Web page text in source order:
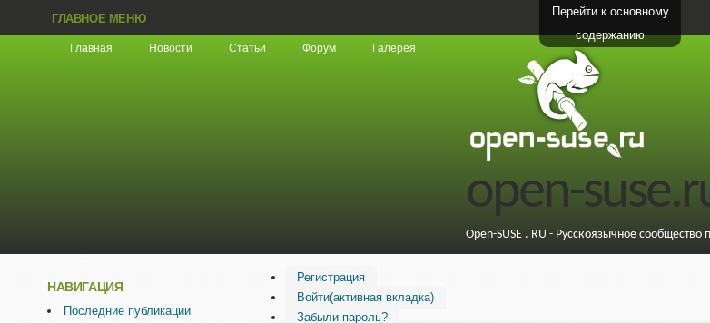
Перейти к основному
содержанию
ГЛАВНОЕ МЕНЮ
Главная Новости Статьи Форум Галерея
open-
Open-SUSE . RU - Русскоязычное сообщество
Регистрация
Войти(активная вкладка)
Забыли пароль?
НАВИГАЦИЯ
Последние публикации